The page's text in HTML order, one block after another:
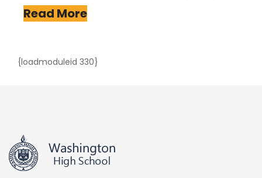
Read More
{loadmoduleid 330}